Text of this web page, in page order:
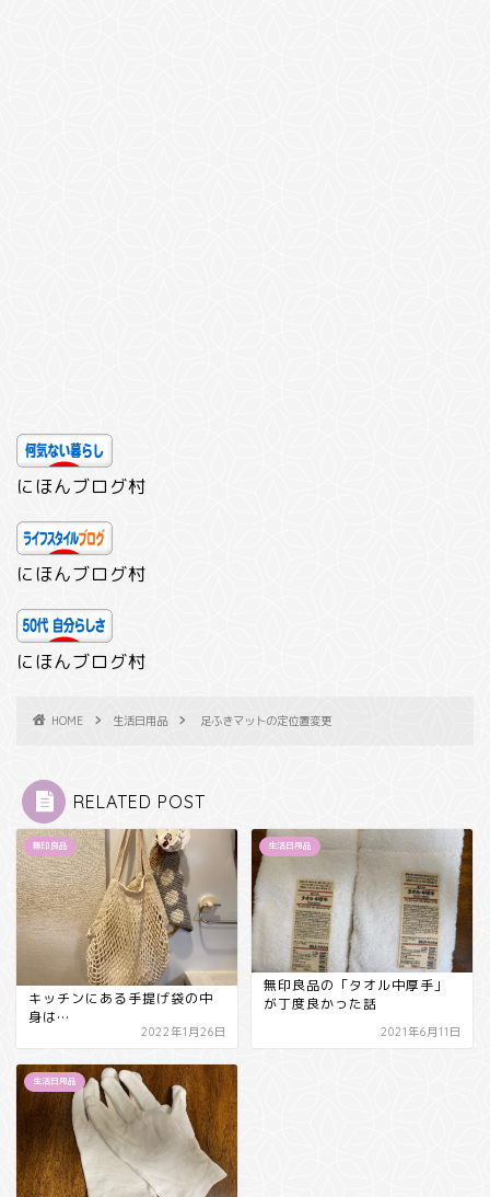
にほんブログ村
にほんブログ村
にほんブログ村
HOME 生活日用品 足ふきマットの定位置変更
RELATED POST
無印良品
キッチンにある手提げ袋の中
身は…
2022年1月26日
生活日用品
無印良品の「タオル中厚手」
が丁度良かった話
2021年6月11日
生活日用品